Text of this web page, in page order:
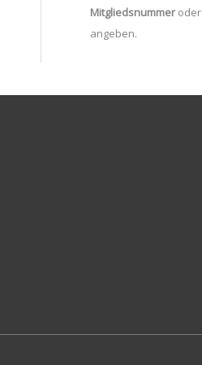
Mitgliedsnummeroder
angeben.